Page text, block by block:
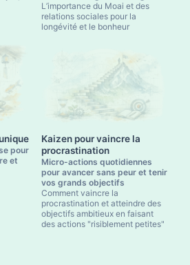
L’importance du Moai et des
relations sociales pour la
longévité et le bonheur
pour
et
Kaizen pour vaincre la
procrastination
Micro-actions quotidiennes
pour avancer sans peur et tenir
vos grands objectifs
Comment vaincre la
procrastination et atteindre des
objectifs ambitieux en faisant
des actions "risiblement petites"